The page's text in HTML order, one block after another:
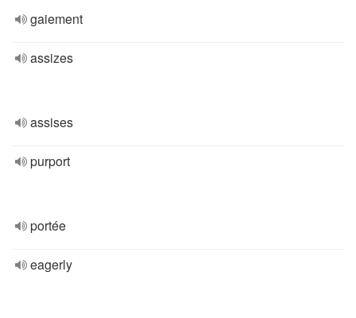
gaiement
assizes
assises
purport
portée
eagerly